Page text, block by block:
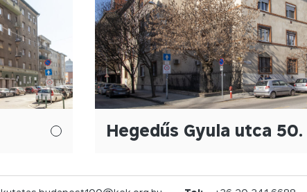
Hegedűs Gyula utca 50.